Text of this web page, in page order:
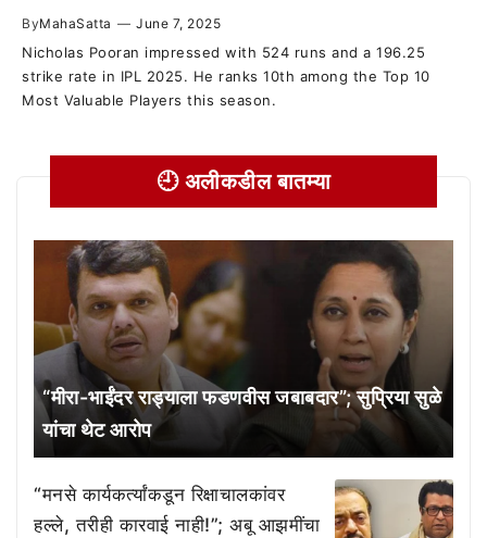
ByMahaSatta — June 7, 2025
Nicholas Pooran impressed with 524 runs and a 196.25
strike rate in IPL 2025. He ranks 10th among the Top 10
Most Valuable Players this season.
🕘 अलीकडील बातम्या
“मीरा-भाईंदर राड्याला फडणवीस जबाबदार”; सुप्रिया सुळे
यांचा थेट आरोप
“मनसे कार्यकर्त्यांकडून रिक्षाचालकांवर
हल्ले, तरीही कारवाई नाही!”; अबू आझमींचा